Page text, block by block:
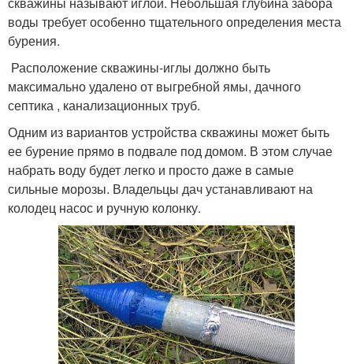
воды требует особенно тщательного определения места
бурения.
Расположение скважины-иглы должно быть
максимально удалено от выгребной ямы, дачного
септика , канализационных труб.
Одним из вариантов устройства скважины может быть
ее бурение прямо в подвале под домом. В этом случае
набрать воду будет легко и просто даже в самые
сильные морозы. Владельцы дач устанавливают на
колодец насос и ручную колонку.